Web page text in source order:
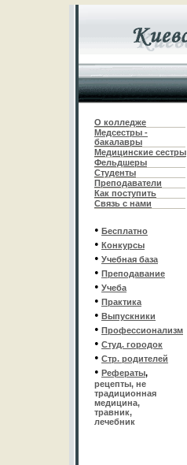
О колледже
Медсестры -
бакалавры
Медицинские сестры
Фельдшеры
Студенты
Преподаватели
Как поступить
Связь с нами
• Бесплатно
• Конкурсы
• Учебная база
• Преподавание
• Учеба
• Практика
• Выпускники
• Профессионализм
• Студ. городок
• Стр. родителей
• Рефераты,
рецепты, не
традиционная
медицина,
травник,
лечебник